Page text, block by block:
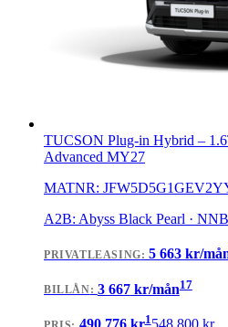
TUCSON Plug-in Hybrid –
Advanced MY27
MATNR:
A2B: Abyss Black Pearl ·
PRIVATLEASING:5 663 kr/
BILLÅN: 3 667kr/mån17
490 776kr1548 800kr